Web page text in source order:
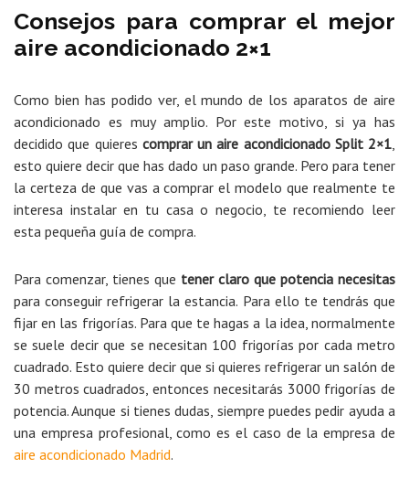
Consejos para comprar el mejor
aire acondicionado 2×1
Como bien has podido ver, el mundo de los aparatos de aire
acondicionado es muy amplio. Por este motivo, si ya has
decidido que quieres comprar un aire acondicionado Split 2×1,
esto quiere decir que has dado un paso grande. Pero para tener
la certeza de que vas a comprar el modelo que realmente te
interesa instalar en tu casa o negocio, te recomiendo leer
esta pequeña guía de compra.
Para comenzar, tienes que tener claro que potencia necesitas
para conseguir refrigerar la estancia. Para ello te tendrás que
fijar en las frigorías. Para que te hagas a la idea, normalmente
se suele decir que se necesitan 100 frigorías por cada metro
cuadrado. Esto quiere decir que si quieres refrigerar un salón de
30 metros cuadrados, entonces necesitarás 3000 frigorías de
potencia. Aunque si tienes dudas, siempre puedes pedir ayuda a
una empresa profesional, como es el caso de la empresa de
aire acondicionado Madrid.